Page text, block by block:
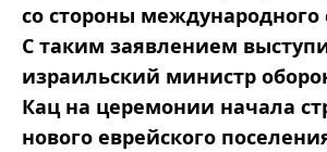
со стороны международного
С таким заявлением
израильский министр
Кац на церемонии начала
нового еврейского